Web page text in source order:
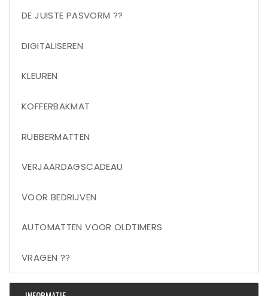
DE JUISTE PASVORM ??
DIGITALISEREN
KLEUREN
KOFFERBAKMAT
RUBBERMATTEN
VERJAARDAGSCADEAU
VOOR BEDRIJVEN
AUTOMATTEN VOOR OLDTIMERS
VRAGEN ??